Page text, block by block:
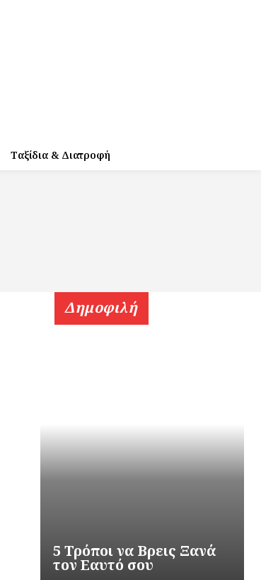
Ταξίδια & Διατροφή
Δημοφιλή
5 Τρόποι να Βρεις Ξανά
τον Εαυτό σου